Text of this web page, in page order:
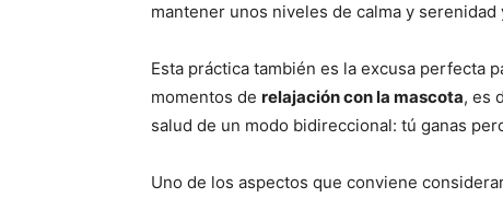
mantener unos niveles de calma y
Esta práctica también es la excusa perfecta
momentos de relajación con la mascota, es
salud de un modo bidireccional: tú ganas
Uno de los aspectos que conviene